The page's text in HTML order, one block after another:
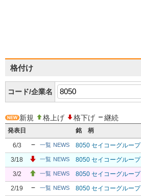
格付け
コード/企業名
新規 格上げ 格下げ
継続
発表日
銘 柄
6/3 一覧 NEWS 8050 セイコーグループ
3/18
一覧 NEWS 8050 セイコーグループ
3/2
一覧 NEWS 8050 セイコーグループ
2/19
一覧 NEWS 8050 セイコーグループ